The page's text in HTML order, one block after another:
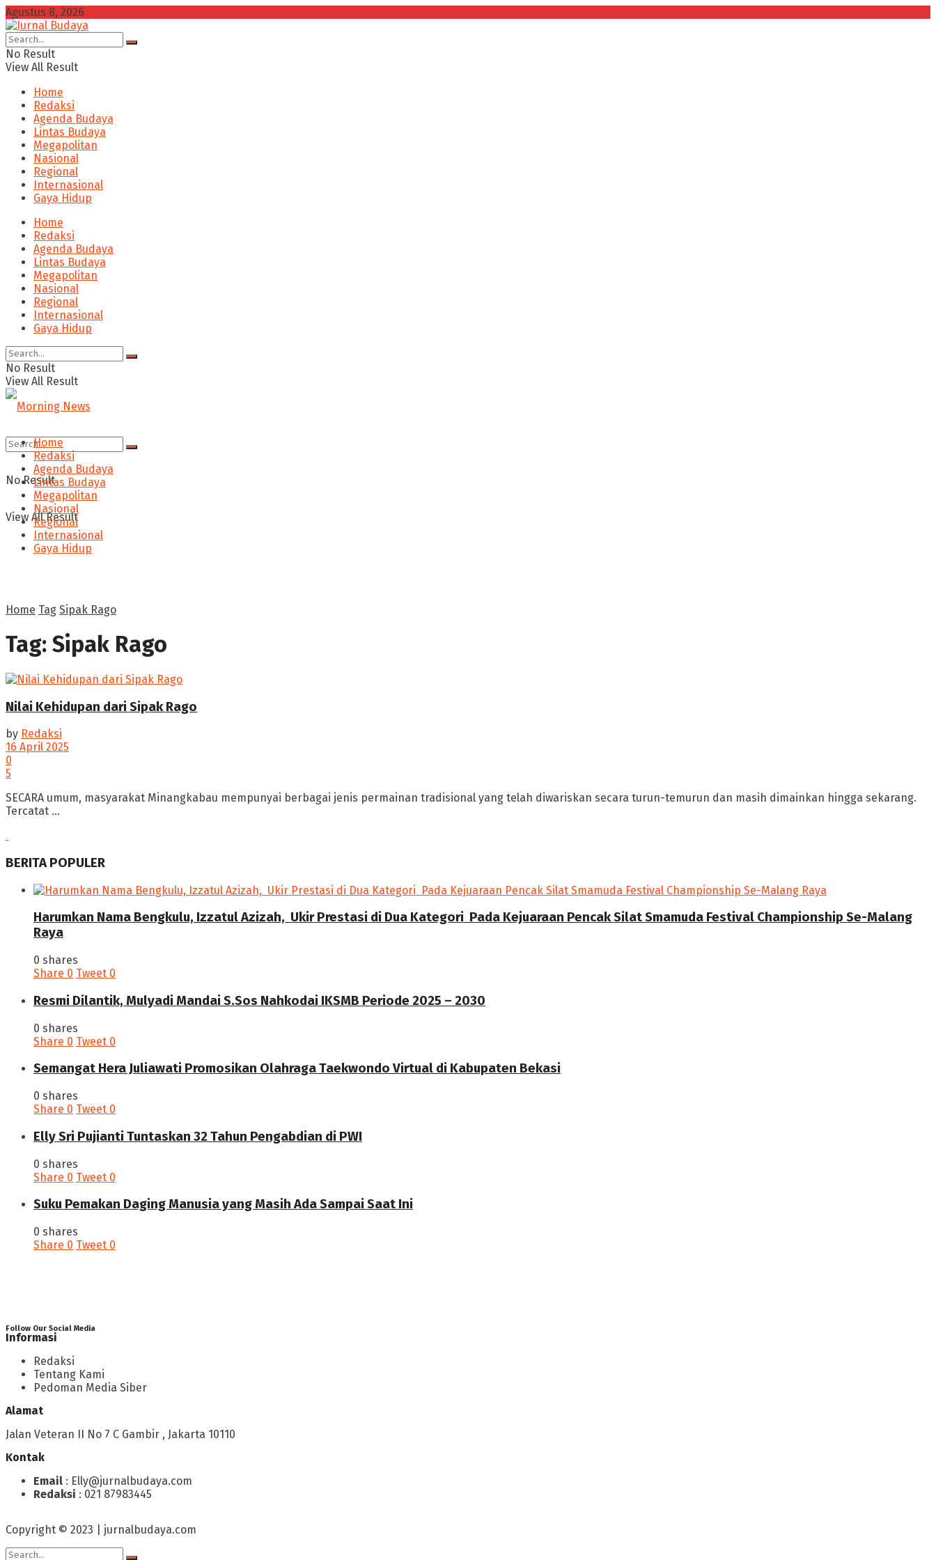
Agustus 8, 2026
No Result
View All Result
Home
Redaksi
Agenda Budaya
Lintas Budaya
Megapolitan
Nasional
Regional
Internasional
Gaya Hidup
Home
Redaksi
Agenda Budaya
Lintas Budaya
Megapolitan
Nasional
Regional
Internasional
Gaya Hidup
No Result
View All Result
No Result
View All Result
Home
Redaksi
Agenda Budaya
Lintas Budaya
Megapolitan
Nasional
Regional
Internasional
Gaya Hidup
Home Tag Sipak Rago
Tag: Sipak Rago
Nilai Kehidupan dari Sipak Rago
by Redaksi
16 April 2025
0
5
SECARA umum, ‎masyarakat Minangkabau mempunyai berbagai jenis permainan tradisional yang telah diwariskan secara turun-temurun dan masih dimainkan hingga sekarang.
Tercatat ...
BERITA POPULER
Harumkan Nama Bengkulu, Izzatul Azizah, Ukir Prestasi di Dua Kategori Pada Kejuaraan Pencak Silat Smamuda Festival Championship Se-Malang
Raya
0 shares
Share 0 Tweet 0
Resmi Dilantik, Mulyadi Mandai S.Sos Nahkodai IKSMB Periode 2025 – 2030
0 shares
Share 0 Tweet 0
Semangat Hera Juliawati Promosikan Olahraga Taekwondo Virtual di Kabupaten Bekasi
0 shares
Share 0 Tweet 0
Elly Sri Pujianti Tuntaskan 32 Tahun Pengabdian di PWI
0 shares
Share 0 Tweet 0
‎Suku Pemakan Daging Manusia yang Masih Ada Sampai Saat Ini
0 shares
Share 0 Tweet 0
Follow Our Social Media
Informasi
Redaksi
Tentang Kami
Pedoman Media Siber
Alamat
Jalan Veteran II No 7 C Gambir , Jakarta 10110
Kontak
Email : Elly@jurnalbudaya.com
Redaksi : 021 87983445
Copyright © 2023 | jurnalbudaya.com